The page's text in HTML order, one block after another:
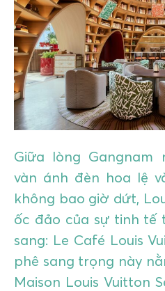
GIÁO DỤC
KỲ NGHỈ & ĐIỂM ĐẾN
QUÀ TẶNG & SỰ KIỆN
LIÊN HỆ
Giữa lòng Gangnam
vàn ánh đèn hoa lệ
không bao giờ dứt,
ốc đảo của sự tinh tế
sang: Le Café Louis
phê sang trọng này
Maison Louis Vuitton